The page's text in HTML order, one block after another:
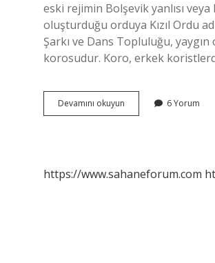
eski rejimin Bolşevik yanlısı
oluşturduğu orduya Kızıl Ordu
Şarkı ve Dans Topluluğu,
korosudur. Koro, erkek
Devamını okuyun
Ordu
6 Yorum
https://www.sahaneforum.com